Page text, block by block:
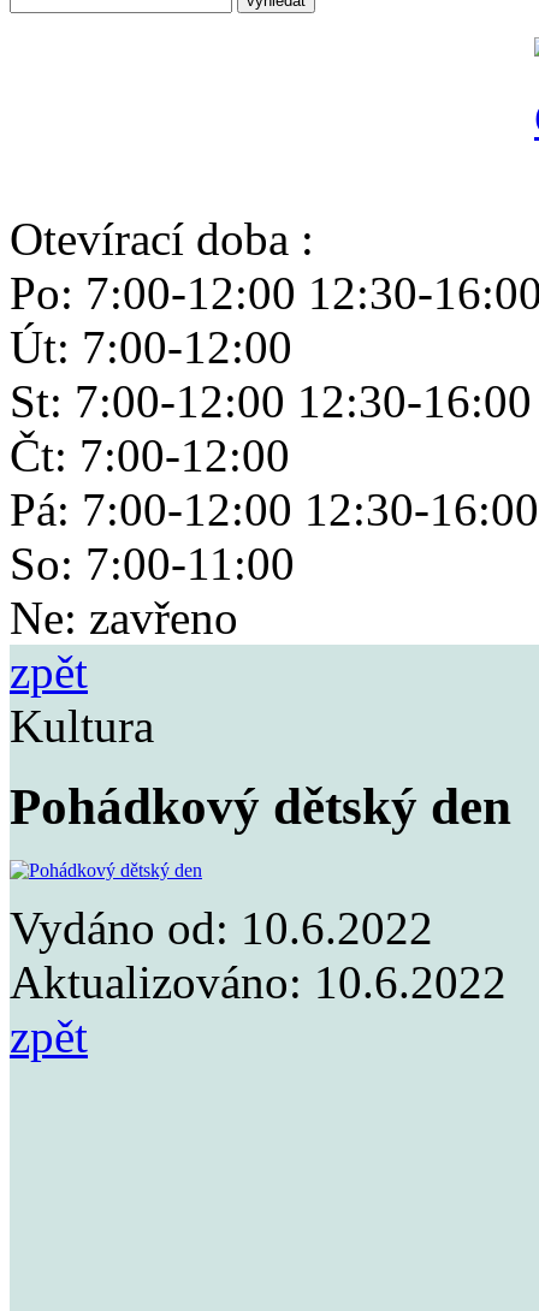
Otevírací doba :
Po: 7:00-12:00 12:30-
Út: 7:00-12:00
St: 7:00-12:00 12:30-16:00
Čt: 7:00-12:00
Pá: 7:00-12:00 12:30-16:00
So: 7:00-11:00
Ne: zavřeno
zpět
Kultura
Pohádkový dětský den
Vydáno od: 10.6.2022
Aktualizováno: 10.6.2022
zpět